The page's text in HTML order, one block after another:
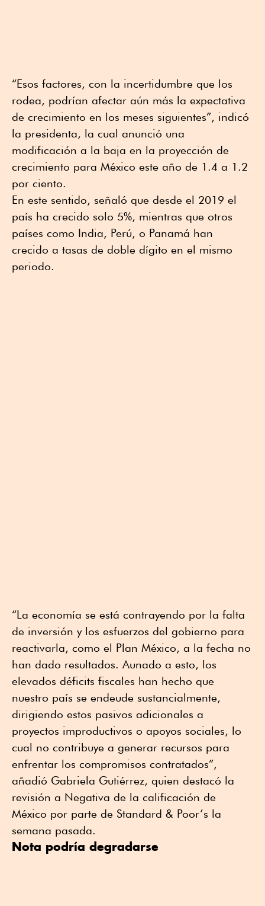
“Esos factores, con la incertidumbre que los
rodea, podrían afectar aún más la expectativa
de crecimiento en los meses siguientes”, indicó
la presidenta, la cual anunció una
modificación a la baja en la proyección de
crecimiento para México este año de 1.4 a 1.2
por ciento.
En este sentido, señaló que desde el 2019 el
país ha crecido solo 5%, mientras que otros
países como India, Perú, o Panamá han
crecido a tasas de doble dígito en el mismo
periodo.
“La economía se está contrayendo por la falta
de inversión y los esfuerzos del gobierno para
reactivarla, como el Plan México, a la fecha no
han dado resultados. Aunado a esto, los
elevados déficits fiscales han hecho que
nuestro país se endeude sustancialmente,
dirigiendo estos pasivos adicionales a
proyectos improductivos o apoyos sociales, lo
cual no contribuye a generar recursos para
enfrentar los compromisos contratados”,
añadió Gabriela Gutiérrez, quien destacó la
revisión a Negativa de la calificación de
México por parte de Standard & Poor’s la
semana pasada.
Nota podría degradarse